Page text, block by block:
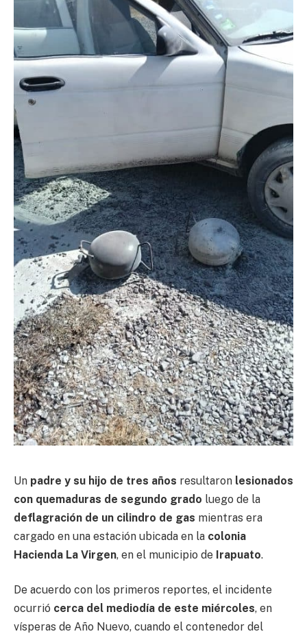
Un padre y su hijo de tres años resultaron lesionados
con quemaduras de segundo grado luego de la
deflagración de un cilindro de gas mientras era
cargado en una estación ubicada en la colonia
Hacienda La Virgen, en el municipio de Irapuato.
De acuerdo con los primeros reportes, el incidente
ocurrió cerca del mediodía de este miércoles, en
vísperas de Año Nuevo, cuando el contenedor del